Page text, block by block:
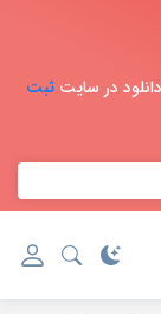
در سایت ثبت